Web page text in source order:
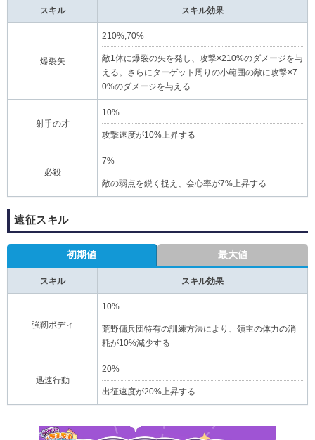
スキル スキル効果
爆裂矢
210%,70%
敵1体に爆裂の矢を発し、攻撃×210%のダメージを与
える。さらにターゲット周りの小範囲の敵に攻撃×7
0%のダメージを与える
射手の才
10%
攻撃速度が10%上昇する
必殺
7%
敵の弱点を鋭く捉え、会心率が7%上昇する
遠征スキル
初期値 最大値
スキル スキル効果
強靭ボディ
10%
荒野傭兵団特有の訓練方法により、領主の体力の消
耗が10%減少する
迅速行動
20%
出征速度が20%上昇する